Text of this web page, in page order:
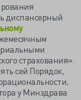
диспансерный
страхования».
сей Порядок,
у Минздрава